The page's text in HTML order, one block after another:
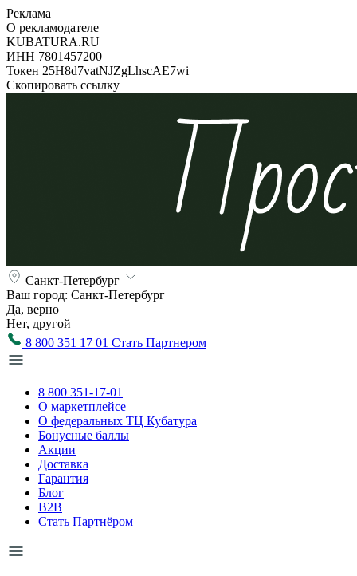
Реклама
О рекламодателе
KUBATURA.RU
ИНН 7801457200
Токен 25H8d7vatNJZgLhscAE7wi
Скопировать ссылку
Санкт-Петербург
Ваш город: Санкт-Петербург
Да, верно
Нет, другой
8 800 351 17 01 Стать Партнером
8 800 351-17-01
О маркетплейсе
О федеральных ТЦ Кубатура
Бонусные баллы
Акции
Доставка
Гарантия
Блог
B2B
Стать Партнёром